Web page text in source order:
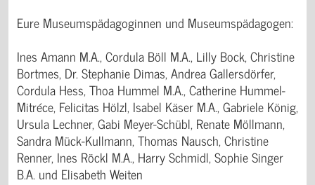
Eure Museumspädagoginnen und Museumspädagogen:
Ines Amann M.A., Cordula Böll M.A., Lilly Bock, Christine
Bortmes, Dr. Stephanie Dimas, Andrea Gallersdörfer,
Cordula Hess, Thoa Hummel M.A., Catherine Hummel-
Mitréce, Felicitas Hölzl, Isabel Käser M.A., Gabriele König,
Ursula Lechner, Gabi Meyer-Schübl, Renate Möllmann,
Sandra Mück-Kullmann, Thomas Nausch, Christine
Renner, Ines Röckl M.A., Harry Schmidl, Sophie Singer
B.A. und Elisabeth Weiten